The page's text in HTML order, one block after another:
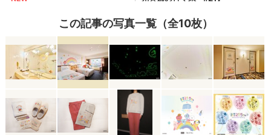
この記事の写真一覧（全10枚）